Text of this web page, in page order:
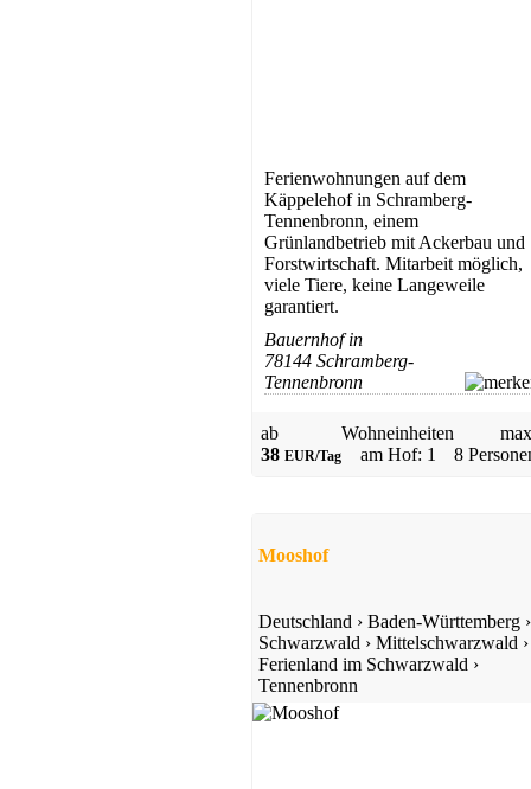
Bauernhof
Elzach
Preis auf Anfrage
Winden im Elztal
Ferienwohnungen auf dem
Käppelehof in Schramberg-
Tennenbronn, einem
Grünlandbetrieb mit Ackerbau und
Forstwirtschaft. Mitarbeit möglich,
viele Tiere, keine Langeweile
garantiert.
Bauernhof in
78144 Schramberg-
Tennenbronn
ab
38 EUR/Tag
Wohneinheiten
am Hof: 1
8
Mooshof
Deutschland › Baden-Württemberg ›
Schwarzwald › Mittelschwarzwald ›
Ferienland im Schwarzwald ›
Tennenbronn